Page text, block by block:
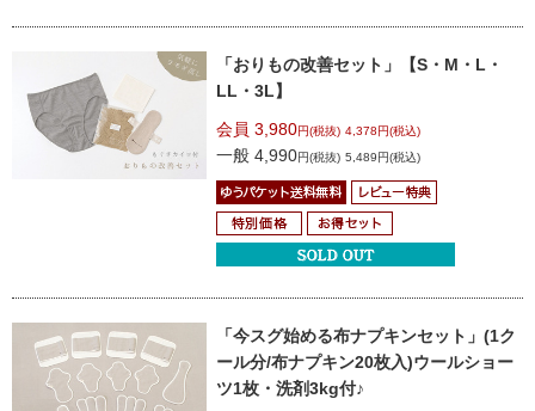
「おりもの改善セット」
【S・M・L・
LL・3L】
会員 3,980円(税抜) 4,378円(税込)
一般 4,990円(税抜) 5,489円(税込)
「今スグ始める布ナプキンセット」(1ク
ール分/布ナプキン20枚入)ウールショー
ツ1枚・洗剤3kg付♪